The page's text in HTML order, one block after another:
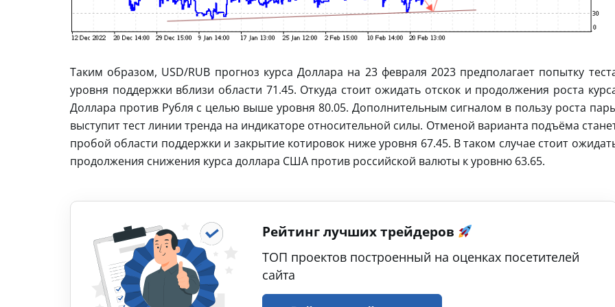
Таким образом, USD/RUB прогноз курса Доллара на 23 февраля 2023 предполагает попытку
уровня поддержки вблизи области 71.45. Откуда стоит ожидать отскок и продолжения роста
Доллара против Рубля с целью выше уровня 80.05. Дополнительным сигналом в пользу роста
выступит тест линии тренда на индикаторе относительной силы. Отменой варианта подъёма
пробой области поддержки и закрытие котировок ниже уровня 67.45. В таком случае стоит
продолжения снижения курса доллара США против российской валюты к уровню 63.65.
Рейтинг лучших трейдеров
ТОП проектов построенный на оценках посетителей
сайта